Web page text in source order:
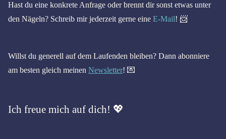
Hast du eine konkrete Anfrage oder brennt dir sonst etwas unter
den Nägeln? Schreib mir jederzeit gerne eineE-Mail! 📨
Willst du generell auf dem Laufenden bleiben? Dann abonniere
am besten gleich meinenNewsletter! 💌
Ich freue mich auf dich! 💖